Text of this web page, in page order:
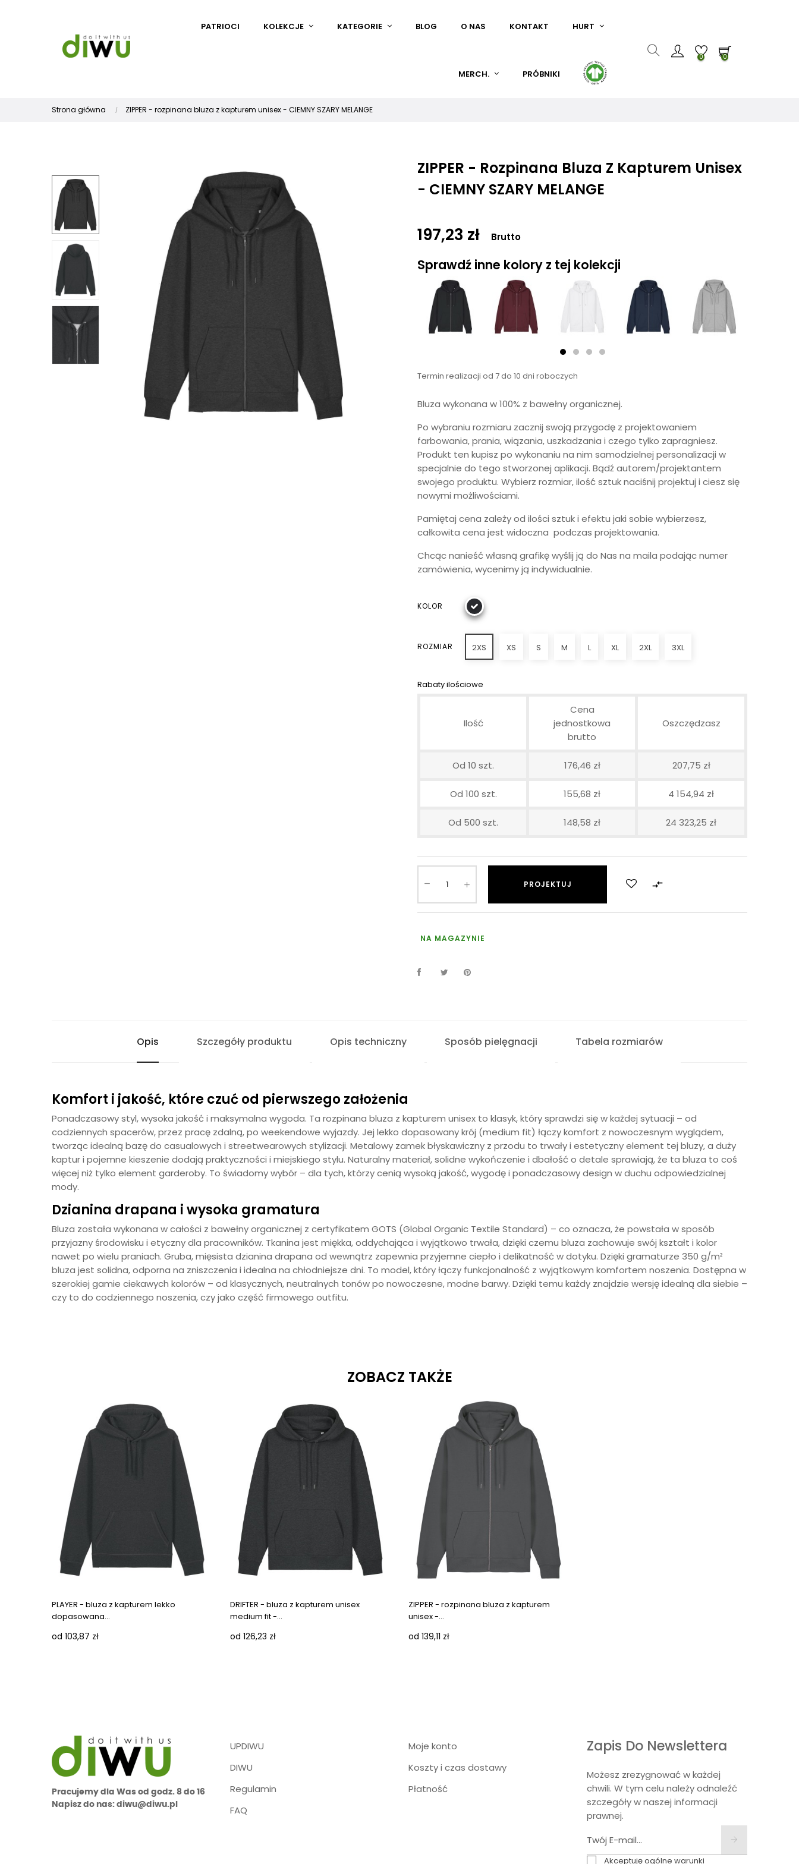
PATRIOCI KOLEKCJE KATEGORIE BLOG O NAS KONTAKT HURT
MERCH. PRÓBNIKI
0 0
Strona główna ZIPPER - rozpinana bluza z kapturem unisex - CIEMNY SZARY MELANGE
ZIPPER - Rozpinana Bluza Z Kapturem Unisex
- CIEMNY SZARY MELANGE
197,23 zł Brutto
Sprawdź inne kolory z tej kolekcji
Termin realizacji od 7 do 10 dni roboczych
Bluza wykonana w 100% z bawełny organicznej.
Po wybraniu rozmiaru zacznij swoją przygodę z projektowaniem
farbowania, prania, wiązania, uszkadzania i czego tylko zapragniesz.
Produkt ten kupisz po wykonaniu na nim samodzielnej personalizacji w
specjalnie do tego stworzonej aplikacji. Bądź autorem/projektantem
swojego produktu. Wybierz rozmiar, ilość sztuk naciśnij projektuj i ciesz się
nowymi możliwościami.
Pamiętaj cena zależy od ilości sztuk i efektu jaki sobie wybierzesz,
całkowita cena jest widoczna podczas projektowania.
Chcąc nanieść własną grafikę wyślij ją do Nas na maila podając numer
zamówienia, wycenimy ją indywidualnie.
KOLOR
ROZMIAR 2XS XS S M L XL 2XL 3XL
Rabaty ilościowe
Ilość
Cena
jednostkowa
brutto
Oszczędzasz
Od 10 szt. 176,46 zł 207,75 zł
Od 100 szt. 155,68 zł 4 154,94 zł
Od 500 szt. 148,58 zł 24 323,25 zł
PROJEKTUJ 
NA MAGAZYNIE
Opis Szczegóły produktu Opis techniczny Sposób pielęgnacji Tabela rozmiarów
Komfort i jakość, które czuć od pierwszego założenia
Ponadczasowy styl, wysoka jakość i maksymalna wygoda. Ta rozpinana bluza z kapturem unisex to klasyk, który sprawdzi się w każdej sytuacji – od
codziennych spacerów, przez pracę zdalną, po weekendowe wyjazdy. Jej lekko dopasowany krój (medium fit) łączy komfort z nowoczesnym wyglądem,
tworząc idealną bazę do casualowych i streetwearowych stylizacji. Metalowy zamek błyskawiczny z przodu to trwały i estetyczny element tej bluzy, a duży
kaptur i pojemne kieszenie dodają praktyczności i miejskiego stylu. Naturalny materiał, solidne wykończenie i dbałość o detale sprawiają, że ta bluza to coś
więcej niż tylko element garderoby. To świadomy wybór – dla tych, którzy cenią wysoką jakość, wygodę i ponadczasowy design w duchu odpowiedzialnej
mody.
Dzianina drapana i wysoka gramatura
Bluza została wykonana w całości z bawełny organicznej z certyfikatem GOTS (Global Organic Textile Standard) – co oznacza, że powstała w sposób
przyjazny środowisku i etyczny dla pracowników. Tkanina jest miękka, oddychająca i wyjątkowo trwała, dzięki czemu bluza zachowuje swój kształt i kolor
nawet po wielu praniach. Gruba, mięsista dzianina drapana od wewnątrz zapewnia przyjemne ciepło i delikatność w dotyku. Dzięki gramaturze 350 g/m²
bluza jest solidna, odporna na zniszczenia i idealna na chłodniejsze dni. To model, który łączy funkcjonalność z wyjątkowym komfortem noszenia. Dostępna w
szerokiej gamie ciekawych kolorów – od klasycznych, neutralnych tonów po nowoczesne, modne barwy. Dzięki temu każdy znajdzie wersję idealną dla siebie –
czy to do codziennego noszenia, czy jako część firmowego outfitu.
ZOBACZ TAKŻE
PLAYER - bluza z kapturem lekko
dopasowana...
od 103,87 zł
DRIFTER - bluza z kapturem unisex
medium fit -...
od 126,23 zł
ZIPPER - rozpinana bluza z kapturem
unisex -...
od 139,11 zł
Pracujemy dla Was od godz. 8 do 16
Napisz do nas: diwu@diwu.pl
UPDIWU
DIWU
Regulamin
FAQ
Moje konto
Koszty i czas dostawy
Płatność
Zapis Do Newslettera
Możesz zrezygnować w każdej
chwili. W tym celu należy odnaleźć
szczegóły w naszej informacji
prawnej.
Akceptuję ogólne warunki